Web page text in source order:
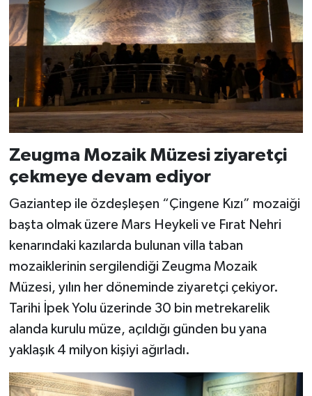
Zeugma Mozaik Müzesi ziyaretçi
çekmeye devam ediyor
Gaziantep ile özdeşleşen “Çingene Kızı” mozaiği
başta olmak üzere Mars Heykeli ve Fırat Nehri
kenarındaki kazılarda bulunan villa taban
mozaiklerinin sergilendiği Zeugma Mozaik
Müzesi, yılın her döneminde ziyaretçi çekiyor.
Tarihi İpek Yolu üzerinde 30 bin metrekarelik
alanda kurulu müze, açıldığı günden bu yana
yaklaşık 4 milyon kişiyi ağırladı.